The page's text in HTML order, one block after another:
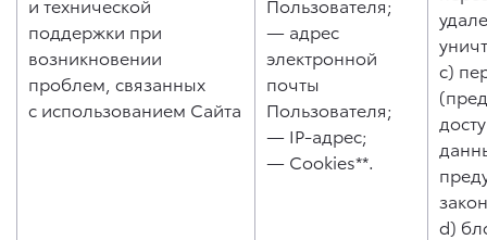
поддержки при
возникновении
проблем, связанных
с использованием Сайта
— адрес
электронной
почты
Пользователя;
— IP-адрес;
— Cookies**.
c)
d)